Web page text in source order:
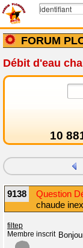
FORUM
Débit d'eau
10
9138 Question
chaude
filtep
Membre inscrit